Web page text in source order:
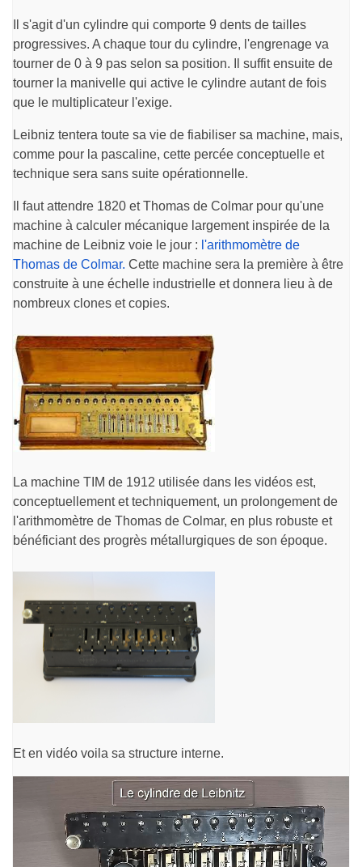
Il s'agit d'un cylindre qui comporte 9 dents de tailles
progressives. A chaque tour du cylindre, l'engrenage va
tourner de 0 à 9 pas selon sa position. Il suffit ensuite de
tourner la manivelle qui active le cylindre autant de fois
que le multiplicateur l'exige.
Leibniz tentera toute sa vie de fiabiliser sa machine, mais,
comme pour la pascaline, cette percée conceptuelle et
technique sera sans suite opérationnelle.
Il faut attendre 1820 et Thomas de Colmar pour qu'une
machine à calculer mécanique largement inspirée de la
machine de Leibniz voie le jour : l'arithmomètre de
Thomas de Colmar. Cette machine sera la première à être
construite à une échelle industrielle et donnera lieu à de
nombreux clones et copies.
La machine TIM de 1912 utilisée dans les vidéos est,
conceptuellement et techniquement, un prolongement de
l'arithmomètre de Thomas de Colmar, en plus robuste et
bénéficiant des progrès métallurgiques de son époque.
Et en vidéo voila sa structure interne.